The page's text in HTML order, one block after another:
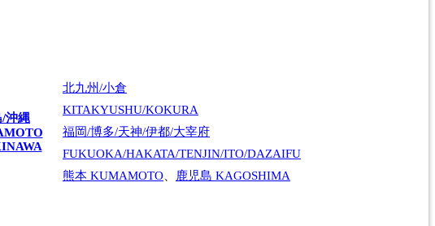
沖縄
北九州/小倉
KITAKYUSHU/KOKURA
福岡/博多/天神/伊都/大宰府
FUKUOKA/HAKATA/TENJIN/ITO/DAZAIFU
熊本 KUMAMOTO 鹿児島 KAGOSHIMA